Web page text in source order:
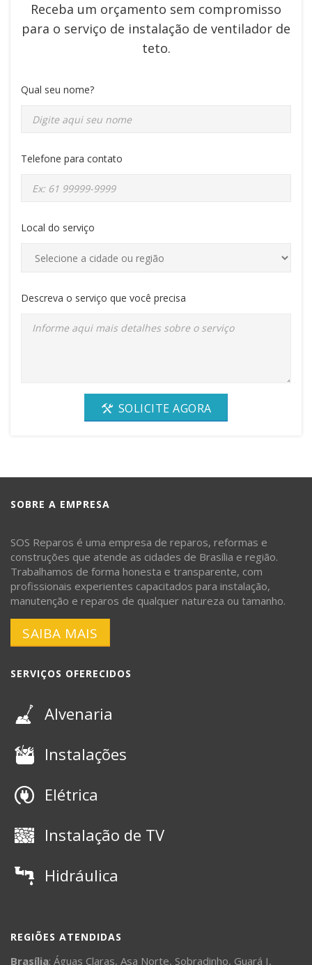
Receba um orçamento sem compromisso
para o serviço de instalação de ventilador de
teto.
Qual seu nome?
Telefone para contato
Local do serviço
Descreva o serviço que você precisa
SOLICITE AGORA
SOBRE A EMPRESA
SOS Reparos é uma empresa de reparos, reformas e
construções que atende as cidades de Brasília e região.
Trabalhamos de forma honesta e transparente, com
profissionais experientes capacitados para instalação,
manutenção e reparos de qualquer natureza ou tamanho.
SAIBA MAIS
SERVIÇOS OFERECIDOS
Alvenaria
Instalações
Elétrica
Instalação de TV
Hidráulica
REGIÕES ATENDIDAS
Brasília: Águas Claras, Asa Norte, Sobradinho, Guará I,